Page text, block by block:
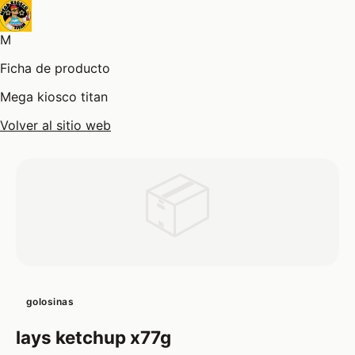
M
Ficha de producto
Mega kiosco titan
Volver al sitio web
golosinas
lays ketchup x77g